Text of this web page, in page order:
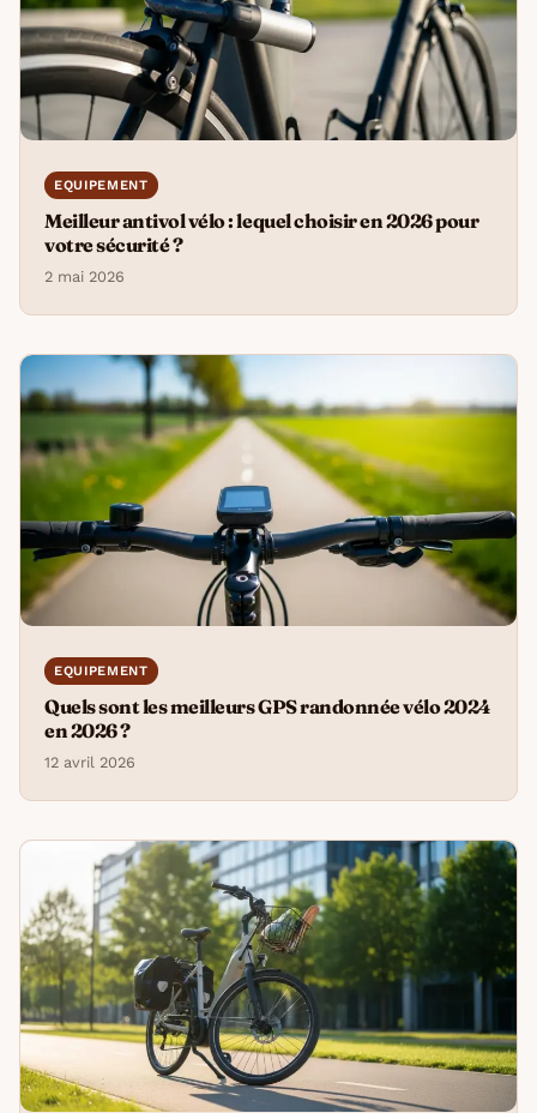
EQUIPEMENT
Meilleur antivol vélo : lequel choisir en 2026 pour
votre sécurité ?
2 mai 2026
EQUIPEMENT
Quels sont les meilleurs GPS randonnée vélo 2024
en 2026 ?
12 avril 2026